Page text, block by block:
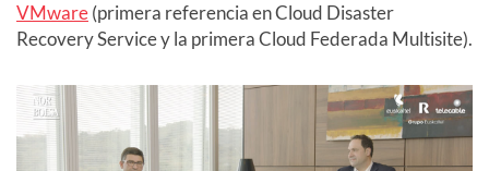
VMware(primera referencia en Cloud Disaster
Recovery Service y la primera Cloud Federada Multisite).